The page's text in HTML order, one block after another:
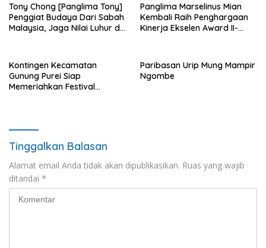
Tony Chong [Panglima Tony]
Penggiat Budaya Dari Sabah
Malaysia, Jaga Nilai Luhur di
Panglima Marselinus Mian
Kembali Raih Penghargaan
Kinerja Ekselen Award II-
Kontingen Kecamatan
Gunung Purei Siap
Memeriahkan Festival
Paribasan Urip Mung Mampir
Ngombe
Tinggalkan Balasan
Alamat email Anda tidak akan dipublikasikan. Ruas yang wajib
ditandai *